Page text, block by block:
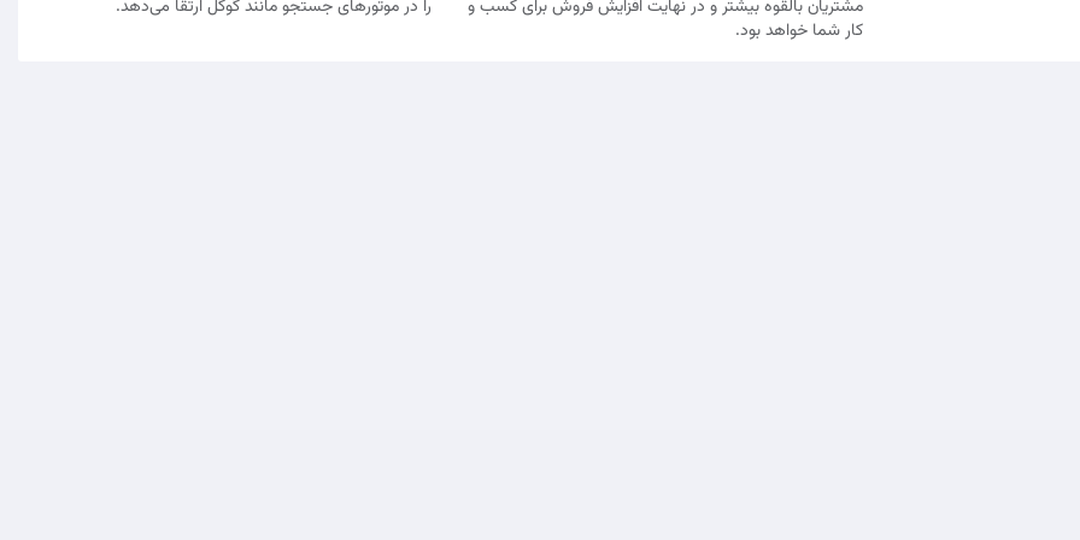
مشتریان بالقوه بیشتر و در نهایت افزایش فروش برای کسب و
کار شما خواهد بود.
را در موتورهای جستجو مانند گوگل ارتقا می‌دهد.